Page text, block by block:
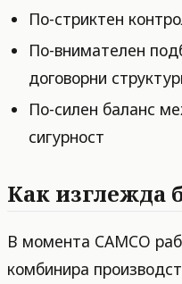
По-стриктен
По-внимателен
договорни
По-силен баланс
сигурност
Как изглежда
В момента CAMCO
комбинира